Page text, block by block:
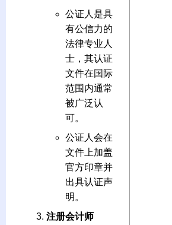
公证人是具
有公信力的
法律专业人
士，其认证
文件在国际
范围内通常
被广泛认
可。
公证人会在
文件上加盖
官方印章并
出具认证声
明。
注册会计师